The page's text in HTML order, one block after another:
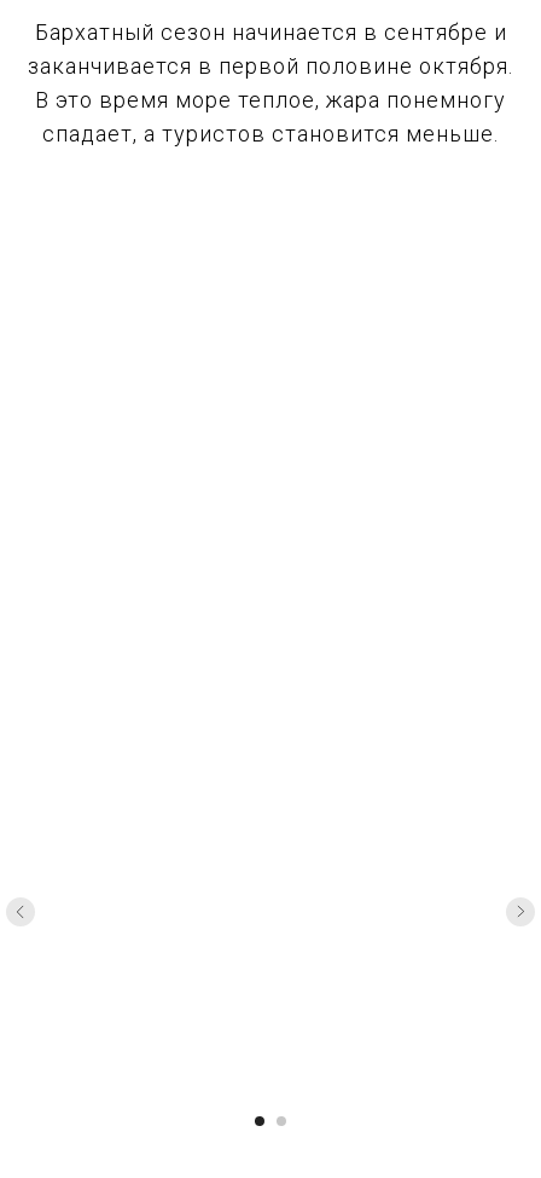
Бархатный сезон начинается в сентябре и
заканчивается в первой половине октября.
В это время море теплое, жара понемногу
спадает, а туристов становится меньше.